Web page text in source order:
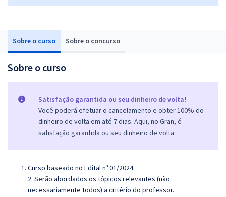
Sobre o curso Sobre o concurso
Sobre o curso
Satisfação garantida ou seu dinheiro de volta!
Você poderá efetuar o cancelamento e obter 100% do
dinheiro de volta em até 7 dias. Aqui, no Gran, é
satisfação garantida ou seu dinheiro de volta.
Curso baseado no Edital nº 01/2024.
2. Serão abordados os tópicos relevantes (não
necessariamente todos) a critério do professor.